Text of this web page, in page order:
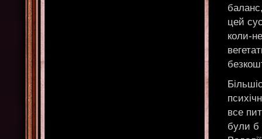
цей
коли-
все
були б